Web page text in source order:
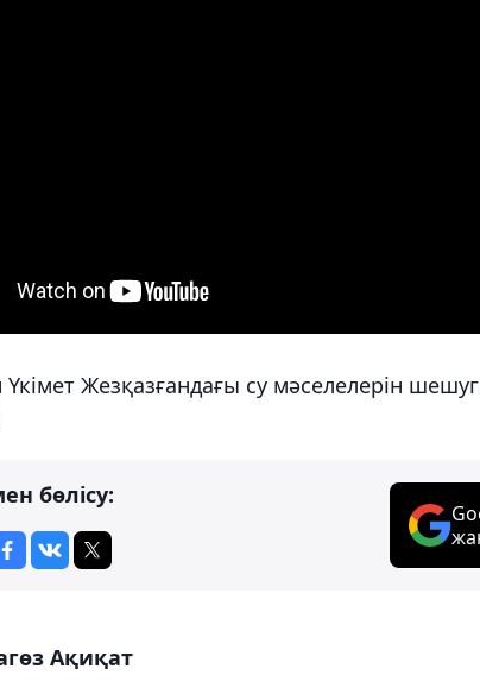
Үкімет Жезқазғандағы су мәселелерін
бөлісу:
Ақиқат